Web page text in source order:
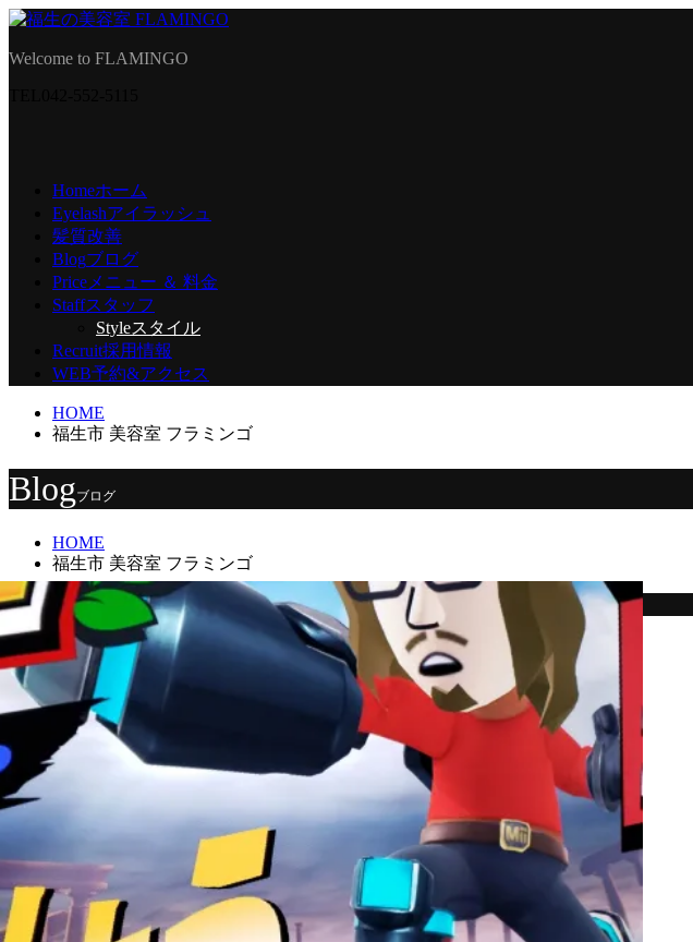
Welcome to FLAMINGO
Homeホーム
Eyelashアイラッシュ
髪質改善
Blogブログ
Price メニュー ＆ 料金
Staffスタッフ
Styleスタイル
Recruit採用情報
WEB予約&アクセス
HOME
福生市 美容室 フラミンゴ
Blogブログ
HOME
福生市 美容室 フラミンゴ
福生市 美容室 フラミンゴ